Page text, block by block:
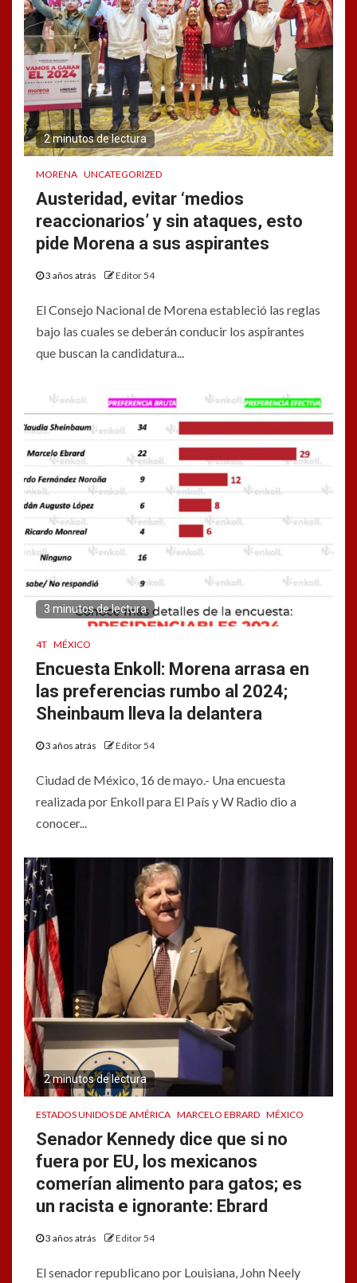
2 minutos de lectura
MORENA UNCATEGORIZED
Austeridad, evitar ‘medios
reaccionarios’ y sin ataques, esto
pide Morena a sus aspirantes
3 años atrás Editor 54
El Consejo Nacional de Morena estableció las reglas
bajo las cuales se deberán conducir los aspirantes
que buscan la candidatura...
3 minutos de lectura
4T MÉXICO
Encuesta Enkoll: Morena arrasa en
las preferencias rumbo al 2024;
Sheinbaum lleva la delantera
3 años atrás Editor 54
Ciudad de México, 16 de mayo.- Una encuesta
realizada por Enkoll para El País y W Radio dio a
conocer...
2 minutos de lectura
ESTADOS UNIDOS DE AMÉRICA MARCELO EBRARD MÉXICO
Senador Kennedy dice que si no
fuera por EU, los mexicanos
comerían alimento para gatos; es
un racista e ignorante: Ebrard
3 años atrás Editor 54
El senador republicano por Louisiana, John Neely